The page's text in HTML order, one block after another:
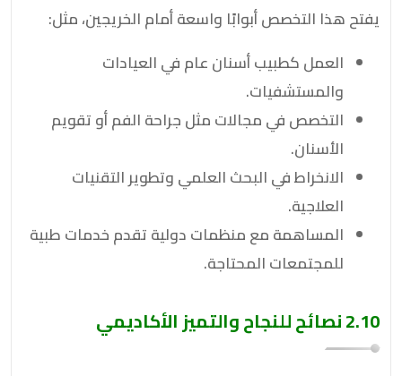
يفتح هذا التخصص أبوابًا واسعة أمام الخريجين، مثل:
العمل كطبيب أسنان عام في العيادات
والمستشفيات.
التخصص في مجالات مثل جراحة الفم أو تقويم
الأسنان.
الانخراط في البحث العلمي وتطوير التقنيات
العلاجية.
المساهمة مع منظمات دولية تقدم خدمات طبية
للمجتمعات المحتاجة.
2.10 نصائح للنجاح والتميز الأكاديمي